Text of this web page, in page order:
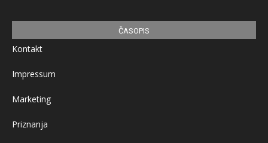
ČASOPIS
Kontakt
Impressum
Marketing
Priznanja